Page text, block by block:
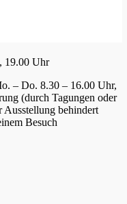
19.00 Uhr
– Do. 8.30 – 16.00 Uhr,
(durch Tagungen oder
Ausstellung behindert
Besuch